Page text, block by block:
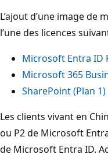
L’ajout d’une image de
l’une des licences
Microsoft Entra ID
Microsoft 365
SharePoint (Plan 1)
Les clients vivant en
ou P2 de Microsoft
de Microsoft Entra ID.